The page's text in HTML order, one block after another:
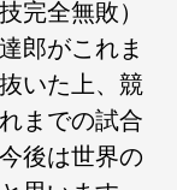
完全無敗）
郎がこれま
いた上、競
までの試合
後は世界の